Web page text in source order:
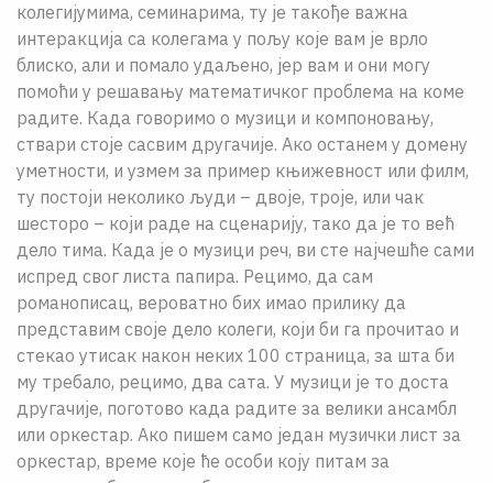
колегијумима, семинарима, ту је такође важна
интеракција са колегама у пољу које вам је врло
блиско, али и помало удаљено, јер вам и они могу
помоћи у решавању математичког проблема на коме
радите. Када говоримо о музици и компоновању,
ствари стоје сасвим другачије. Ако останем у домену
уметности, и узмем за пример књижевност или филм,
ту постоји неколико људи – двоје, троје, или чак
шесторо – који раде на сценарију, тако да је то већ
дело тима. Када је о музици реч, ви сте најчешће сами
испред свог листа папира. Рецимо, да сам
романописац, вероватно бих имао прилику да
представим своје дело колеги, који би га прочитао и
стекао утисак након неких 100 страница, за шта би
му требало, рецимо, два сата. У музици је то доста
другачије, поготово када радите за велики ансамбл
или оркестар. Ако пишем само један музички лист за
оркестар, време које ће особи коју питам за